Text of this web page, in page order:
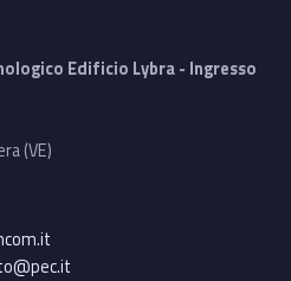
Edificio Lybra - Ingresso
(VE)